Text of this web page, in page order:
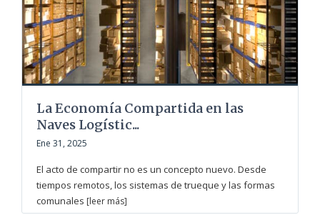
La Economía Compartida en las
Naves Logístic...
Ene 31, 2025
El acto de compartir no es un concepto nuevo. Desde
tiempos remotos, los sistemas de trueque y las formas
comunales [leer más]